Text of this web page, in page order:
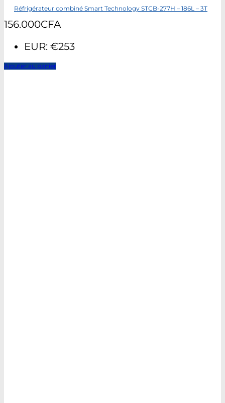
Réfrigérateur combiné Smart Technology STCB-277H – 186L – 3T
156.000CFA
EUR: €253
Ajouter au panier